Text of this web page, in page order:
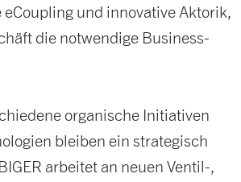
und innovative Aktorik,
die notwendige Business-
organische Initiativen
bleiben ein strategisch
arbeitet an neuen Ventil-,